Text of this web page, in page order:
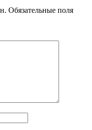
Обязательные поля